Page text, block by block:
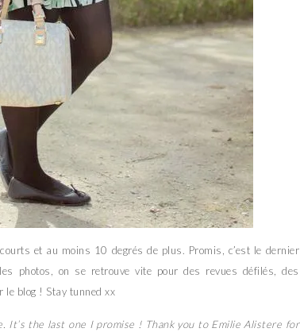
et au moins 10 degrés de plus. Promis, c’est le dernier
photos, on se retrouve vite pour des revues défilés, des
le blog ! Stay tunned xx
It’s the last one I promise ! Thank you to Emilie Alistere for